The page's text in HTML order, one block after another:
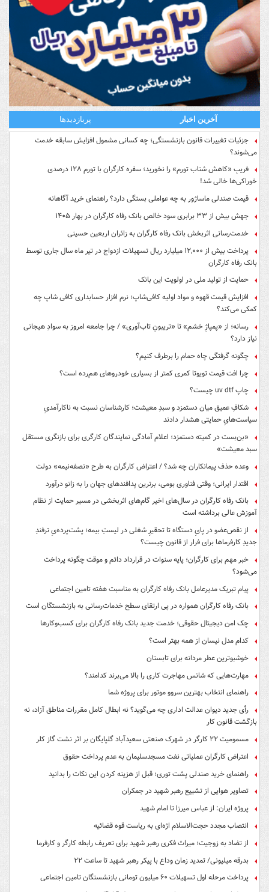
آخرین اخبار پربازدیدها
جزئیات تغییرات قانون بازنشستگی؛ چه کسانی مشمول افزایش سابقه خدمت
می‌شوند؟
فریبِ «کاهش شتاب تورم» را نخورید؛ سفره کارگران با تورم ۱۲۸ درصدی
خوراکی‌ها خالی شد!
قیمت صندلی ماساژور به چه عواملی بستگی دارد؟ راهنمای خرید آگاهانه
جهش بیش از ۳۳ برابری سود خالص بانک رفاه کارگران در بهار ۱۴۰۵
خدمت‌رسانی اثربخش بانک رفاه کارگران به زائران اربعین حسینی
پرداخت بیش از ۱۲,۰۰۰ میلیارد ریال تسهیلات ازدواج در تیر ماه سال جاری توسط
بانک رفاه کارگران
حمایت از تولید ملی در اولویت این بانک
افزایش قیمت قهوه و مواد اولیه کافی‌شاپ؛ نرم افزار حسابداری کافی شاپ چه
کمکی می‌کند؟
رسانه؛ از «پمپاژِ خشم» تا «تریبونِ تاب‌آوری» / چرا جامعه امروز به سوادِ هیجانی
نیاز دارد؟
چگونه گرفتگی چاه حمام را برطرف کنیم؟
چرا افت قیمت تویوتا کمری کمتر از بسیاری خودروهای هم‌رده است؟
چاپ uv dtf چیست؟
شکافِ عمیق میان دستمزد و سبدِ معیشت؛ کارشناسان نسبت به ناکارآمدیِ
سیاست‌هایِ حمایتی هشدار دادند
«بن‌بست در کمیته دستمزد؛ اعلام آمادگی نمایندگان کارگری برای بازنگری مستقل
سبد معیشت»
وعده حذف پیمانکاران چه شد؟ / اعتراض کارگران به طرح «نصفه‌نیمه» دولت
اقتدار ایرانی؛ وقتی فناوری بومی، برترین پدافندهای جهان را به زانو درآورد
بانک رفاه کارگران در سال‌های اخیر گام‌های اثربخشی در مسیر حمایت از نظام
آموزش عالی برداشته است
از نقص‌عضو در پایِ دستگاه تا تحقیرِ شغلی در لیستِ بیمه؛ پشت‌پرده‌یِ ترفندِ
جدیدِ کارفرماها برای فرار از قانون چیست؟
خبر مهم برای کارگران؛ پایه سنوات در قرارداد دائم و موقت چگونه پرداخت
می‌شود؟
پیام تبریک مدیرعامل بانک رفاه کارگران به مناسبت هفته تامین اجتماعی
بانک رفاه کارگران همواره در پی ارتقای سطح خدمات‌رسانی به بازنشستگان است
چک امن دیجیتال حقوقی؛ خدمت جدید بانک رفاه کارگران برای کسب‌وکارها
کدام مدل نیسان از همه بهتر است؟
خوشبوترین عطر مردانه برای تابستان
مهارت‌هایی که شانس مهاجرت کاری را بالا می‌برند کدامند؟
راهنمای انتخاب بهترین سروو موتور برای پروژه شما
رأی جدید دیوان عدالت اداری چه می‌گوید؟ نه ابطال کامل مقررات مناطق آزاد، نه
بازگشت قانون کار
مسمومیت ۲۲ کارگر در شهرک صنعتی سعیدآباد گلپایگان بر اثر نشت گاز کلر
اعتراض کارگران عملیاتی نفت مسجدسلیمان به عدم پرداخت حقوق
راهنمای خرید صندلی پشت توری؛ قبل از هزینه کردن این نکات را بدانید
تصاویر هوایی از تشییع رهبر شهید در جمکران
پروژه ایران: از عباس میرزا تا امام شهید
انتصاب مجدد حجت‌الاسلام اژه‌ای به ریاست قوه‌ قضائیه
از تضاد به زوجیت؛ میراث فکری رهبر شهید برای تعریف رابطه کارگر و کارفرما
بدرقه میلیونی/ تمدید زمان وداع با پیکر رهبر شهید تا ساعت ۲۲
پرداخت مرحله اول تسهیلات ۶۰ میلیون تومانی بازنشستگان تامین اجتماعی